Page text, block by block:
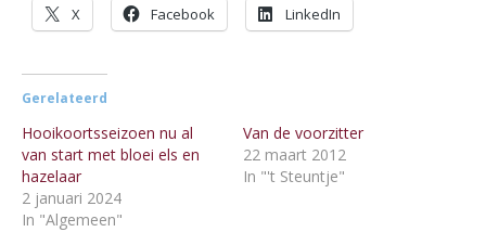
X Facebook LinkedIn
Gerelateerd
Hooikoortsseizoen nu al
van start met bloei els en
hazelaar
2 januari 2024
In "Algemeen"
Van de voorzitter
22 maart 2012
In "'t Steuntje"